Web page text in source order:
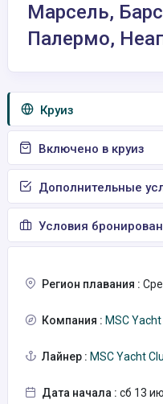
Марсель,
Палермо,
Круиз
Включено в круиз
Дополнительные
Условия
Регион плавания :
Компания : MSC
Лайнер : MSC Yacht
Дата начала : сб 13